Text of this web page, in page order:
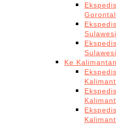
Ke Kalimantan